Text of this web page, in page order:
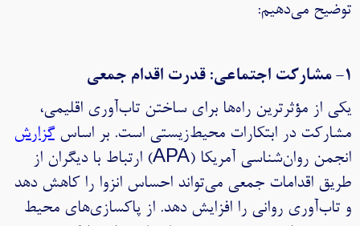
توضیح می‌دهیم:
۱- مشارکت اجتماعی: قدرت اقدام جمعی
یکی از مؤثرترین راه‌ها برای ساختن تاب‌آوری اقلیمی،
مشارکت در ابتکارات محیط‌زیستی است. بر اساسگزارش
انجمن روان‌شناسی آمریکا (APA) ارتباط با دیگران از
طریق اقدامات جمعی می‌تواند احساس انزوا را کاهش دهد
و تاب‌آوری روانی را افزایش دهد. از پاکسازی‌های محیط